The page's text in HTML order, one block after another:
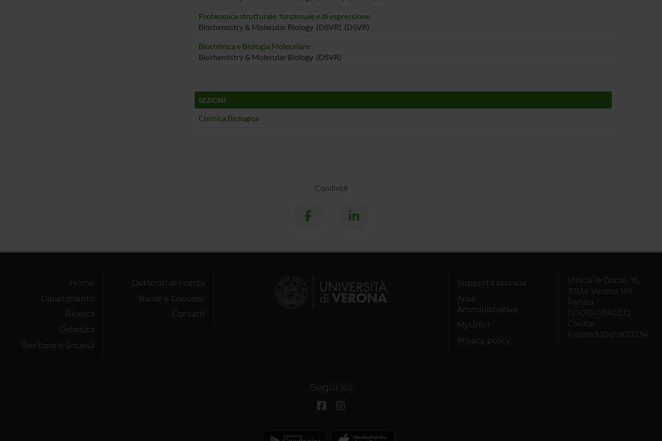
Proteomica strutturale, funzionale e di espressione
Biochemistry & Molecular Biology (DSVR) (DSVR)
Biochimica e Biologia Molecolare
Biochemistry & Molecular Biology (DSVR)
SEZIONI
Chimica Biologica
Condividi
Home
Dipartimento
Ricerca
Didattica
Territorio e Società
Dottorati di ricerca
Bandi e Concorsi
Contatti
Supporto tecnico
Area
Amministrativa
MyUnivr
Privacy policy
Strada le Grazie, 15,
37134 Verona VR
Partita
IVA01541040232
Codice
Fiscale93009870234
Segui su